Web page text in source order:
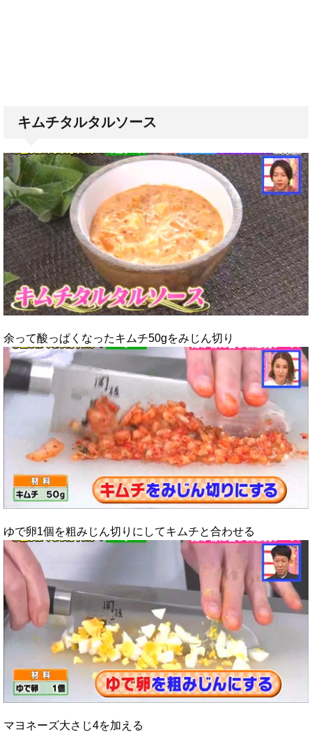
キムチタルタルソース
余って酸っぱくなったキムチ50gをみじん切り
ゆで卵1個を粗みじん切りにしてキムチと合わせる
マヨネーズ大さじ4を加える